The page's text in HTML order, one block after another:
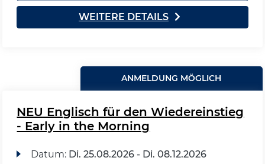
WEITERE DETAILS
ANMELDUNG MÖGLICH
NEU Englisch für den Wiedereinstieg
- Early in the Morning
Datum: Di. 25.08.2026 - Di. 08.12.2026